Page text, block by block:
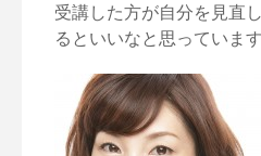
受講した方が自分を見直し
るといいなと思っていま